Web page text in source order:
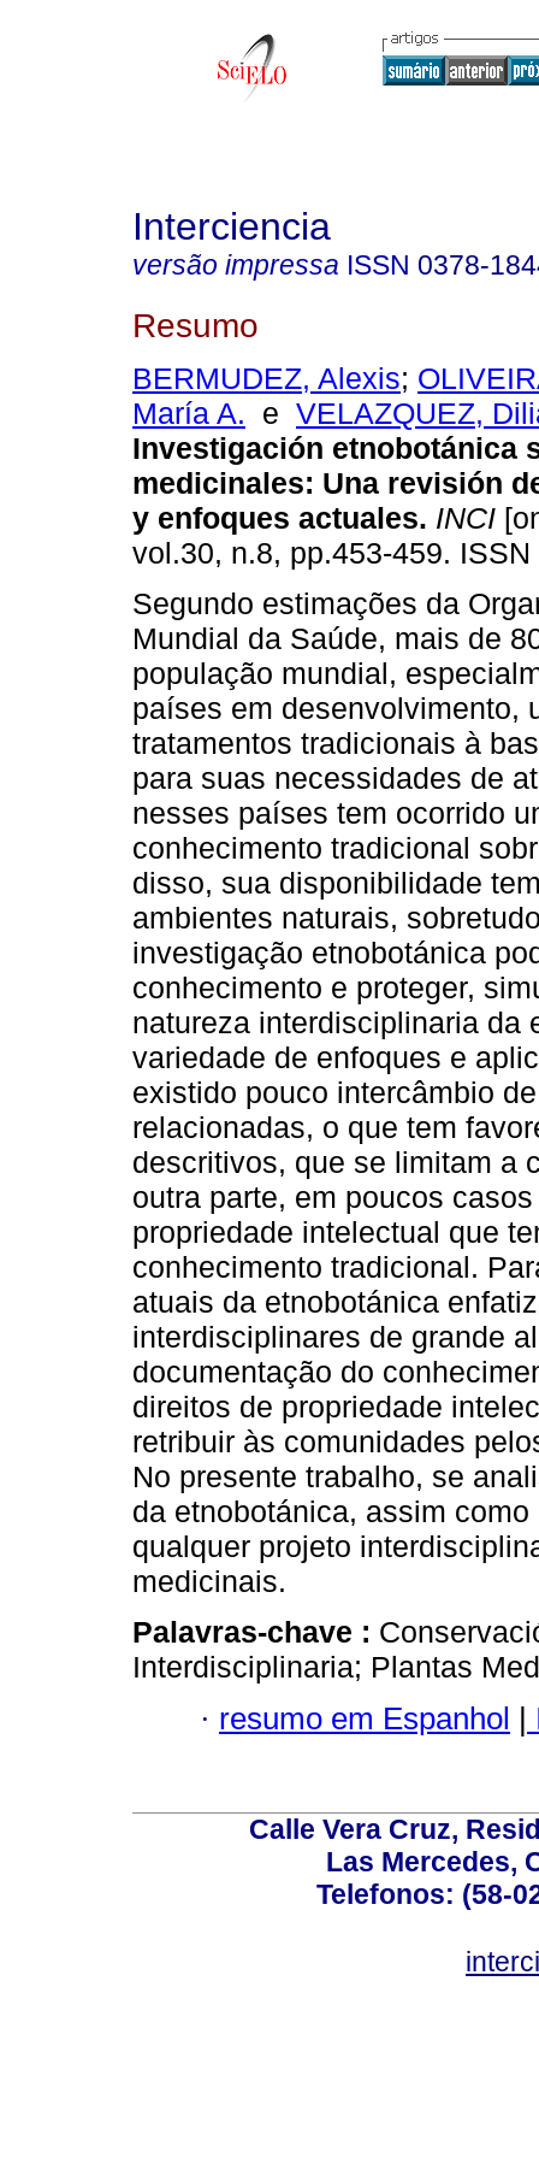
Interciencia
versão impressa ISSN 0378-
Resumo
BERMUDEZ, Alexis;
María A. e VELAZQUEZ,
Investigación etnobotánica
medicinales: Una revisión
y enfoques actuales. INCI
vol.30, n.8, pp.453-459.
Segundo estimações da
Mundial da Saúde, mais de
população mundial,
países em desenvolvimento,
tratamentos tradicionais à
para suas necessidades de
nesses países tem ocorrido
conhecimento tradicional
disso, sua disponibilidade
ambientes naturais,
investigação etnobotánica
conhecimento e proteger,
natureza interdisciplinaria da
variedade de enfoques e
existido pouco intercâmbio
relacionadas, o que tem
descritivos, que se limitam a
outra parte, em poucos
propriedade intelectual que
conhecimento tradicional.
atuais da etnobotánica
interdisciplinares de grande
documentação do
direitos de propriedade
retribuir às comunidades
No presente trabalho, se
da etnobotánica, assim
qualquer projeto
medicinais.
Palavras-chave :
Interdisciplinaria; Plantas
· resumo em Espanhol |
Calle Vera Cruz,
Las Mercedes,
Telefonos: (58-